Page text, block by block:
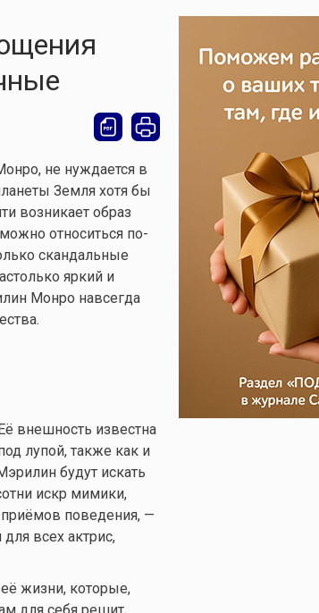
не нуждается в
Земля хотя бы
возникает образ
относиться по-
скандальные
яркий и
Монро навсегда
внешность известна
лупой, также как и
будут искать
искр мимики,
поведения, —
всех актрис,
жизни, которые,